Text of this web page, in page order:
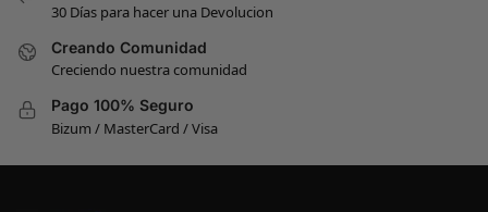
30 Días para hacer una Devolucion
Creando Comunidad
Creciendo nuestra comunidad
Pago 100% Seguro
Bizum / MasterCard / Visa